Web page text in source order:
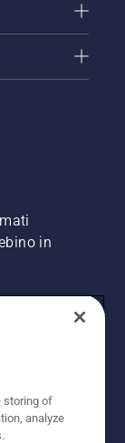
in
storing of
analyze